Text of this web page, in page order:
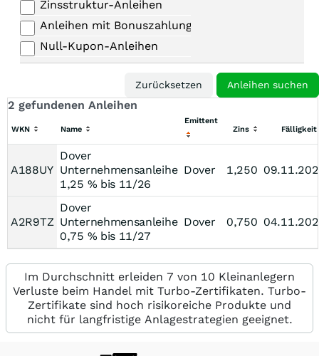
Zinsstruktur-Anleihen
Anleihen mit Bonuszahlungen
Null-Kupon-Anleihen
2 gefundenen Anleihen
WKN Name
Emittent
Zins
Fälligkeit
A188UY
Dover
Unternehmensanleihe
1,25 % bis 11/26
Dover 1,250
A2R9TZ
Dover
Unternehmensanleihe
0,75 % bis 11/27
Dover 0,750
Im Durchschnitt erleiden 7 von 10 Kleinanlegern
Verluste beim Handel mit Turbo-Zertifikaten. Turbo-
Zertifikate sind hoch risikoreiche Produkte und
nicht für langfristige Anlagestrategien geeignet.